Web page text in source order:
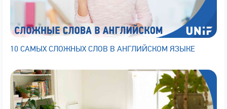
10 САМЫХ СЛОЖНЫХ СЛОВ В АНГЛИЙСКОМ ЯЗЫКЕ